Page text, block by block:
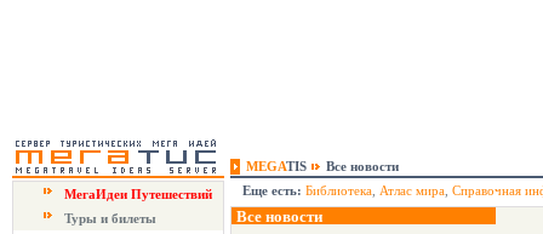
MEGATIS
Все новости
МегаИдеи Путешествий
Туры и билеты
Еще есть: Библиотека Атлас мира Справочная
Все новости